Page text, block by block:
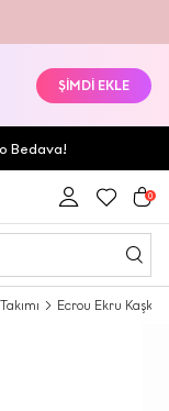
ŞİMDİ EKLE
Bedava!
0
Ecrou Ekru